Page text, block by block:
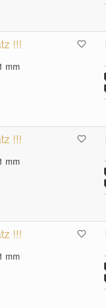
!!!
mm
!!!
mm
!!!
mm